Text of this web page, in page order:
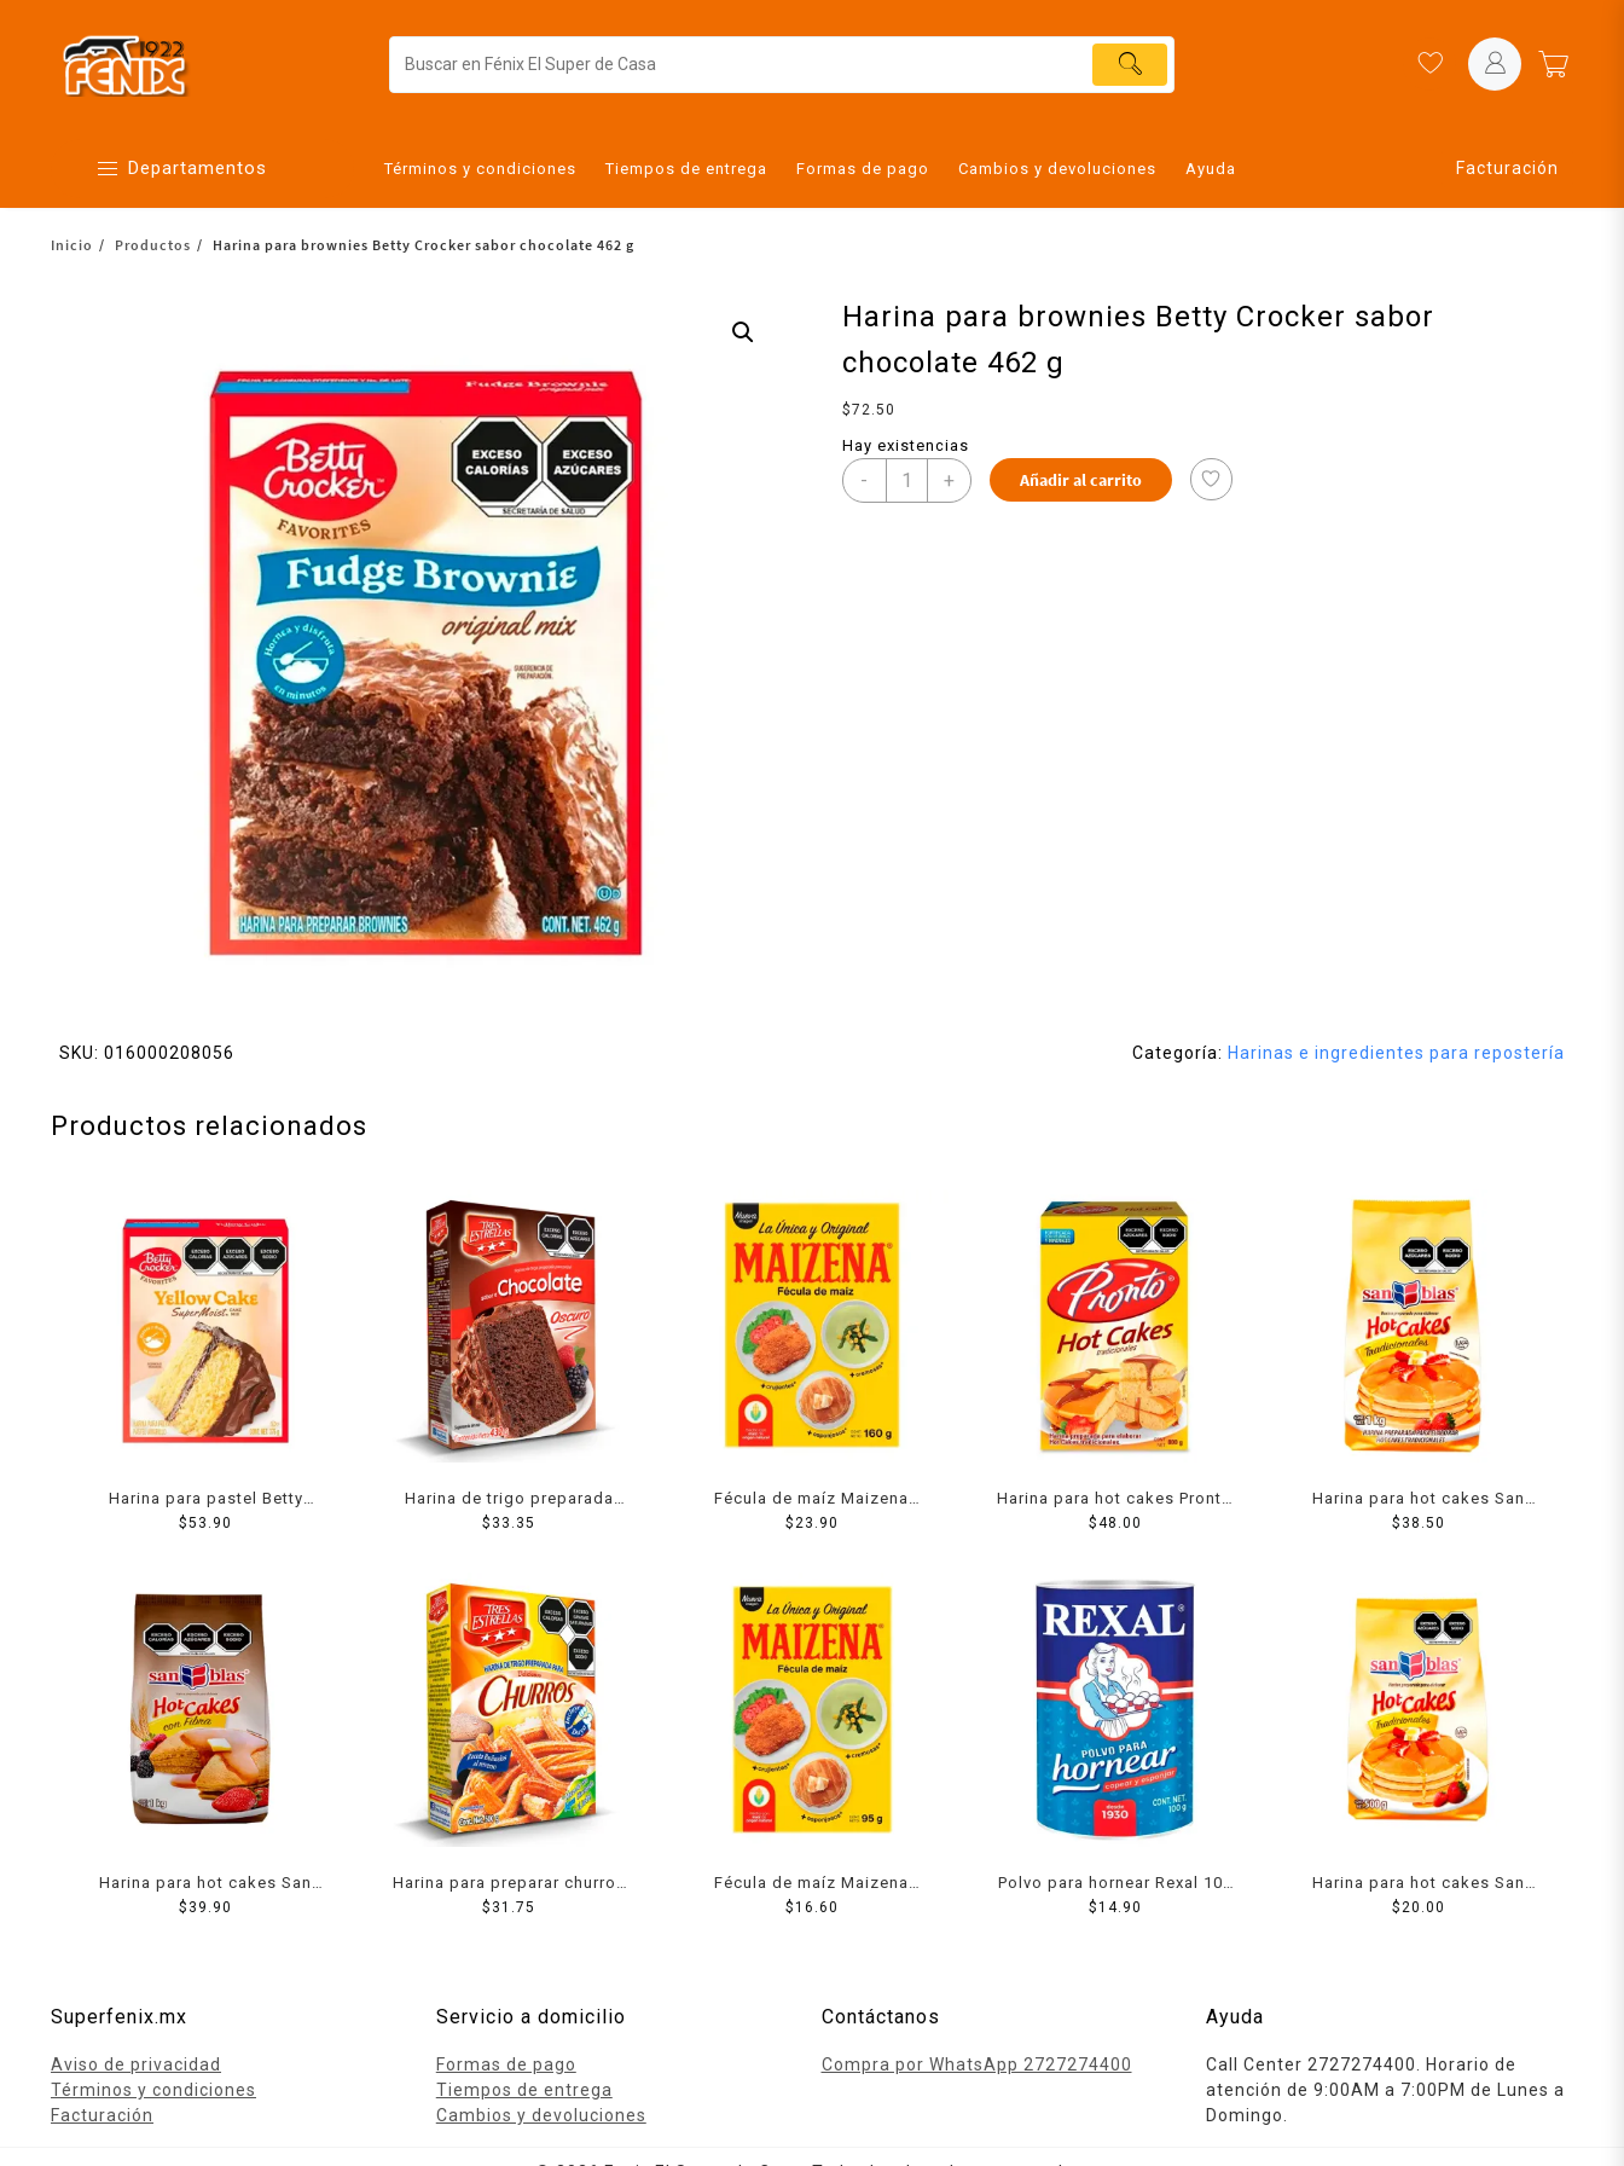
Departamentos
Alimentos
Botanas y bebidas
Cuidado de la ropa
Términos y condiciones Tiempos de entrega Formas de pago Cambios y devoluciones Ayuda Facturación
Inicio Productos Harina para brownies Betty Crocker sabor chocolate 462 g
Harina para brownies Betty Crocker sabor
chocolate 462 g
$72.50
Hay existencias
- + Añadir al carrito
SKU: 016000208056 Categoría: Harinas e ingredientes para repostería
Productos relacionados
Harina para pastel Betty
Crocker estilo amarillo 375 g
$53.90
Harina de trigo preparada
Tres Estrellas para pastel
$ 33.35
Fécula de maíz Maizena
natural regular 160 g
$23.90
Harina para hot cakes Pronto
tradicionales 800 g
$48.00
Harina para hot cakes San
$ 38.50
Harina para hot cakes San
Blas integral 1 kg
$ 39.90
Harina para preparar churros
Tres Estrellas 500 g
$ 31.75
Fécula de maíz Maizena
natural regular 95 g
$16.60
Polvo para hornear Rexal 100
g
$14.90
Harina para hot cakes San
Blas tradicionales 500 g
$ 20.00
Superfenix.mx
Aviso de privacidad
Términos y condiciones
Facturación
Servicio a domicilio
Formas de pago
Tiempos de entrega
Cambios y devoluciones
Contáctanos
Compra por WhatsApp 2727274400
Ayuda
Call Center 2727274400. Horario de
atención de 9:00AM a 7:00PM de Lunes a
Domingo.